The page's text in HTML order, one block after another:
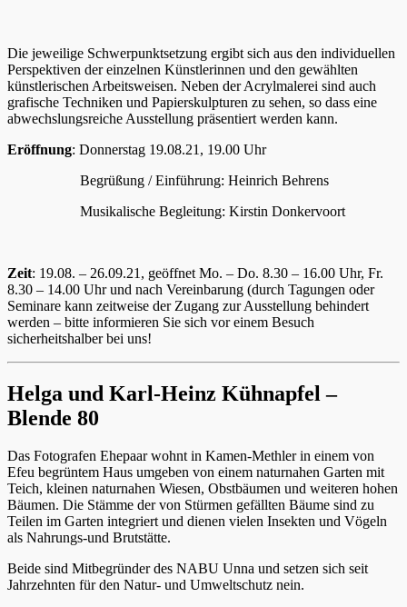
Die jeweilige Schwerpunktsetzung ergibt sich aus den individuellen
Perspektiven der einzelnen Künstlerinnen und den gewählten
künstlerischen Arbeitsweisen. Neben der Acrylmalerei sind auch
grafische Techniken und Papierskulpturen zu sehen, so dass eine
abwechslungsreiche Ausstellung präsentiert werden kann.
Eröffnung: Donnerstag 19.08.21, 19.00 Uhr
Begrüßung / Einführung: Heinrich Behrens
Musikalische Begleitung: Kirstin Donkervoort
Zeit: 19.08. – 26.09.21, geöffnet Mo. – Do. 8.30 – 16.00 Uhr, Fr.
8.30 – 14.00 Uhr und nach Vereinbarung (durch Tagungen oder
Seminare kann zeitweise der Zugang zur Ausstellung behindert
werden – bitte informieren Sie sich vor einem Besuch
sicherheitshalber bei uns!
Helga und Karl-Heinz Kühnapfel –
Blende 80
Das Fotografen Ehepaar wohnt in Kamen-Methler in einem von
Efeu begrüntem Haus umgeben von einem naturnahen Garten mit
Teich, kleinen naturnahen Wiesen, Obstbäumen und weiteren hohen
Bäumen. Die Stämme der von Stürmen gefällten Bäume sind zu
Teilen im Garten integriert und dienen vielen Insekten und Vögeln
als Nahrungs-und Brutstätte.
Beide sind Mitbegründer des NABU Unna und setzen sich seit
Jahrzehnten für den Natur- und Umweltschutz nein.